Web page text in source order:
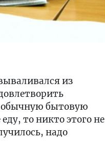
из
обычную бытовую
то никто этого не
надо